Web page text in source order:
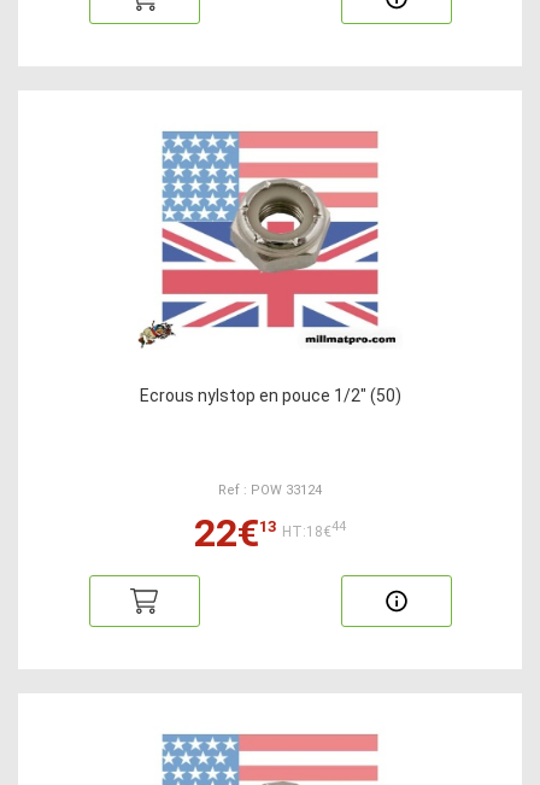
Ecrous nylstop en pouce 1/2" (50)
Ref : POW 33124
22€13 HT:18€44